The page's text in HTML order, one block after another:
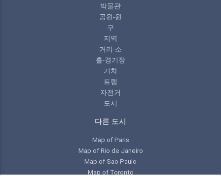
박물관
공원-원
구
지역
거리-소
홀-경기장
기차
트램
자전거
도시
다른 도시
Map of Paris
Map of Rio de Janeiro
Map of Sao Paulo
Map of Toronto